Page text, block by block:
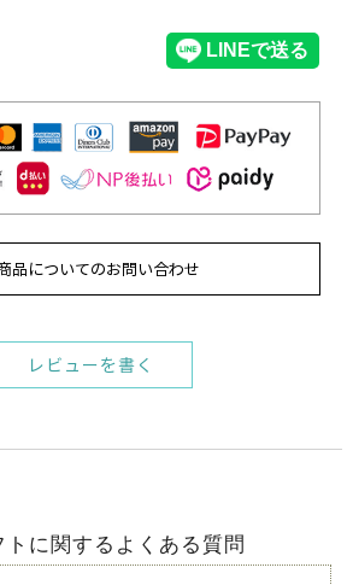
品についてのお問い合わせ
レビューを書く
トに関するよくある質問